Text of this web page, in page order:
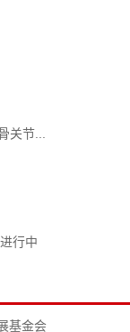
关节...
行中
基金会